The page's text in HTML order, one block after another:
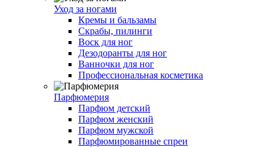
Уход за ногами
Кремы и бальзамы
Скрабы, пилинги
Воск для ног
Дезодоранты для ног
Ванночки для ног
Профессиональная косметика
Парфюмерия
Парфюм детский
Парфюм женский
Парфюм мужской
Парфюмированные спреи